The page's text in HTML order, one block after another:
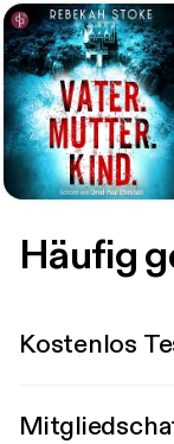
Häufig
Kostenlos